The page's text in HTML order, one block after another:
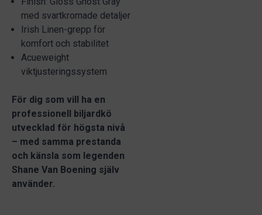
med svartkromade detaljer
Irish Linen-grepp för
komfort och stabilitet
Acueweight
viktjusteringssystem
För dig som vill ha en
professionell biljardkö
utvecklad för högsta nivå
– med samma prestanda
och känsla som legenden
Shane Van Boening själv
använder.